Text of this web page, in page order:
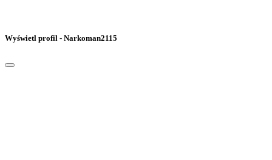
Wyświetl profil - Narkoman2115